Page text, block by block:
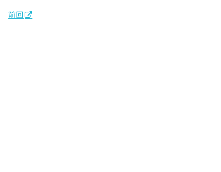
前回